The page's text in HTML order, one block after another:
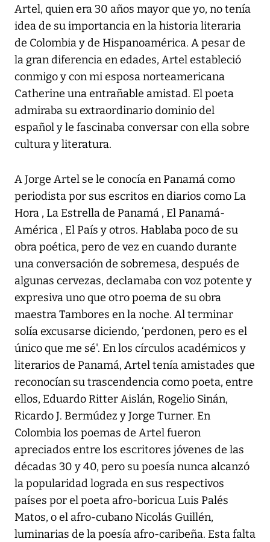
Artel, quien era 30 años mayor que yo, no tenía
idea de su importancia en la historia literaria
de Colombia y de Hispanoamérica. A pesar de
la gran diferencia en edades, Artel estableció
conmigo y con mi esposa norteamericana
Catherine una entrañable amistad. El poeta
admiraba su extraordinario dominio del
español y le fascinaba conversar con ella sobre
cultura y literatura.
A Jorge Artel se le conocía en Panamá como
periodista por sus escritos en diarios como La
Hora , La Estrella de Panamá , El Panamá-
América , El País y otros. Hablaba poco de su
obra poética, pero de vez en cuando durante
una conversación de sobremesa, después de
algunas cervezas, declamaba con voz potente y
expresiva uno que otro poema de su obra
maestra Tambores en la noche. Al terminar
solía excusarse diciendo, ‘perdonen, pero es el
único que me sé'. En los círculos académicos y
literarios de Panamá, Artel tenía amistades que
reconocían su trascendencia como poeta, entre
ellos, Eduardo Ritter Aislán, Rogelio Sinán,
Ricardo J. Bermúdez y Jorge Turner. En
Colombia los poemas de Artel fueron
apreciados entre los escritores jóvenes de las
décadas 30 y 40, pero su poesía nunca alcanzó
la popularidad lograda en sus respectivos
países por el poeta afro-boricua Luis Palés
Matos, o el afro-cubano Nicolás Guillén,
luminarias de la poesía afro-caribeña. Esta falta